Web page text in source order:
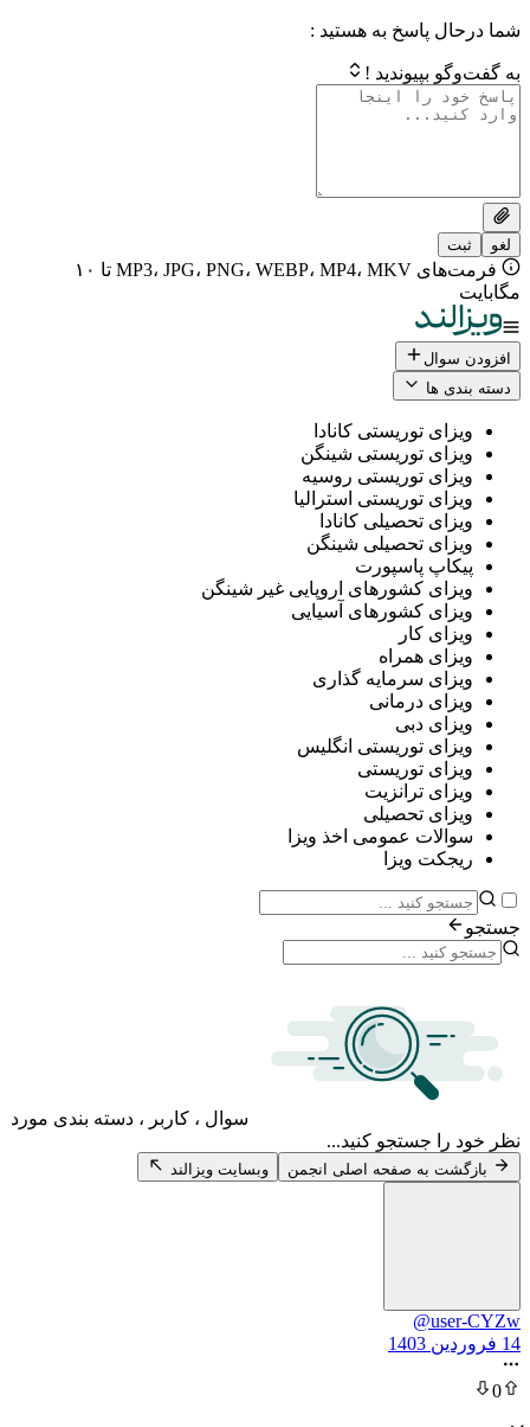
پاسخ به هستید :
!
فرمت‌های MP3، JPG، PNG، WEBP، MP4، MKV تا ۱۰
ها
توریستی کانادا
توریستی شینگن
توریستی روسیه
توریستی استرالیا
تحصیلی کانادا
تحصیلی شینگن
پاسپورت
کشورهای اروپایی غیر شینگن
کشورهای آسیایی
کار
همراه
سرمایه گذاری
درمانی
دبی
توریستی انگلیس
توریستی
ترانزیت
تحصیلی
عمومی اخذ ویزا
ویزا
سوال ، کاربر ، دسته بندی مورد
جستجو کنید...
به صفحه اصلی انجمن وبسایت ویزالند